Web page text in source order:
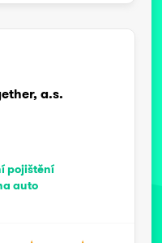
a.s.
pojištění
auto